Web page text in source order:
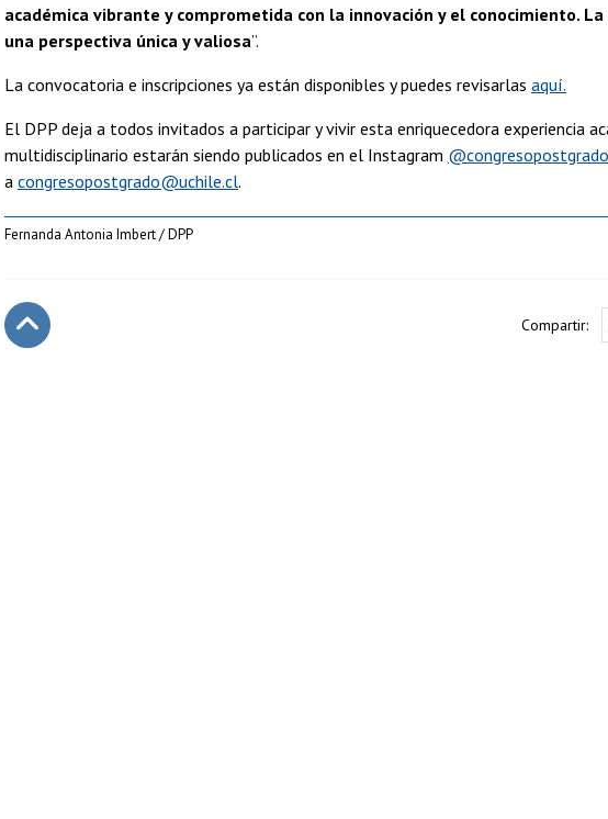
académica vibrante y comprometida con la innovación y el conocimiento.
una perspectiva única y valiosa”.
La convocatoria e inscripciones ya están disponibles y puedes revisarlas aquí.
El DPP deja a todos invitados a participar y vivir esta enriquecedora experiencia
multidisciplinario estarán siendo publicados en el Instagram
a congresopostgrado@uchile.cl.
Fernanda Antonia Imbert / DPP
Compartir: